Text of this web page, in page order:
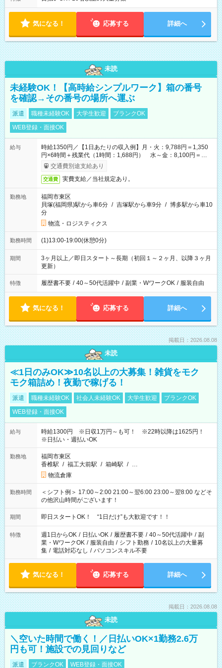
気になる！ 応募する 詳細へ
未読
未経験OK！【高時給シンプルワーク】箱の番号
を確認→その番号の場所へ運ぶ
派遣 職種未経験OK 大学生歓迎
ブランクOK
WEB登録・面接OK
給与
時給1350円／【1日あたりの収入例】月・火：9,788円＝1,350
円×6時間＋残業代（1時間：1,688円） 水～金：8,100円＝
1,350円×6時間
交通費別途支給あり
交通費 実費支給／当社規定あり。
勤務地
福岡市東区
貝塚(福岡県)駅から車6分 / 吉塚駅から車9分 / 博多駅から車10
分
物流・ロジスティクス
勤務時間 (1)13:00-19:00(休憩0分)
期間
3ヶ月以上／即日スタート～長期（初回１～２ヶ月、以降３ヶ月
更新）
特徴 履歴書不要 / 40～50代活躍中 / 副業・WワークOK / 服装自由
気になる！ 応募する 詳細へ
掲載日：2026.08.08
未読
≪1日のみOK≫10名以上の大募集！雑貨をモク
モク箱詰め！夜勤で稼げる！
派遣 職種未経験OK 社会人未経験OK 大学生歓迎
ブランクOK
WEB登録・面接OK
給与
時給1300円 ※日収1万円～も可！ ※22時以降は1625円！
※日払い・週払いOK
勤務地
福岡市東区
香椎駅 / 福工大前駅 / 箱崎駅 / …
物流倉庫
勤務時間
＜シフト例＞ 17:00～2:00 21:00～翌6:00 23:00～翌8:00 などそ
の他沢山時間がございます！
期間 即日スタートOK！ “1日だけ”も大歓迎です！！
特徴 週1日からOK / 日払いOK / 履歴書不要 / 40～50代活躍中 / 副
業・WワークOK / 服装自由 / シフト勤務 / 10名以上の大量募
集 / 電話対応なし / パソコンスキル不要
気になる！ 応募する 詳細へ
掲載日：2026.08.08
未読
＼空いた時間で働く！／日払いOK×1勤務2.6万
円も可！施設での見回りなど
派遣 ブランクOK WEB登録・面接OK